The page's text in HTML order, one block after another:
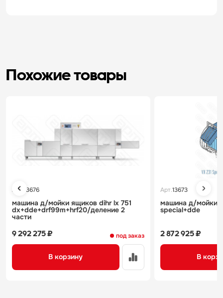
Похожие товары
Арт. 13676
машина д/мойки ящиков dihr lx 751
dx+dde+drf99m+hrf20/деление 2
части
под заказ
9 292 275 ₽
В корзину
Арт.13673
машина д/мойки
special+dde
2 872 925 ₽
В